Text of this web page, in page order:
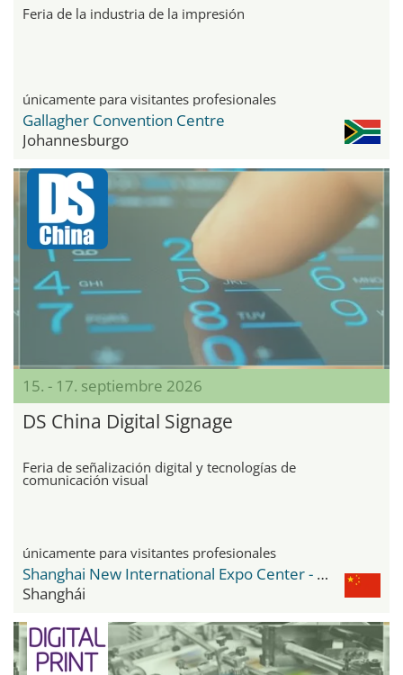
Feria de la industria de la impresión
únicamente para visitantes profesionales
Gallagher Convention Centre
Johannesburgo
15. - 17. septiembre 2026
DS China Digital Signage
Feria de señalización digital y tecnologías de
comunicación visual
únicamente para visitantes profesionales
Shanghai New International Expo Center - SNIEC
Shanghái